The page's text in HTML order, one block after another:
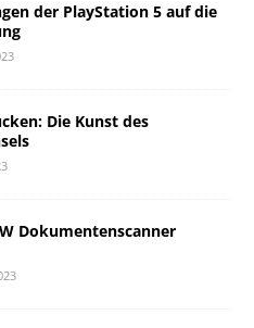
der PlayStation 5 auf die
Die Kunst des
Dokumentenscanner